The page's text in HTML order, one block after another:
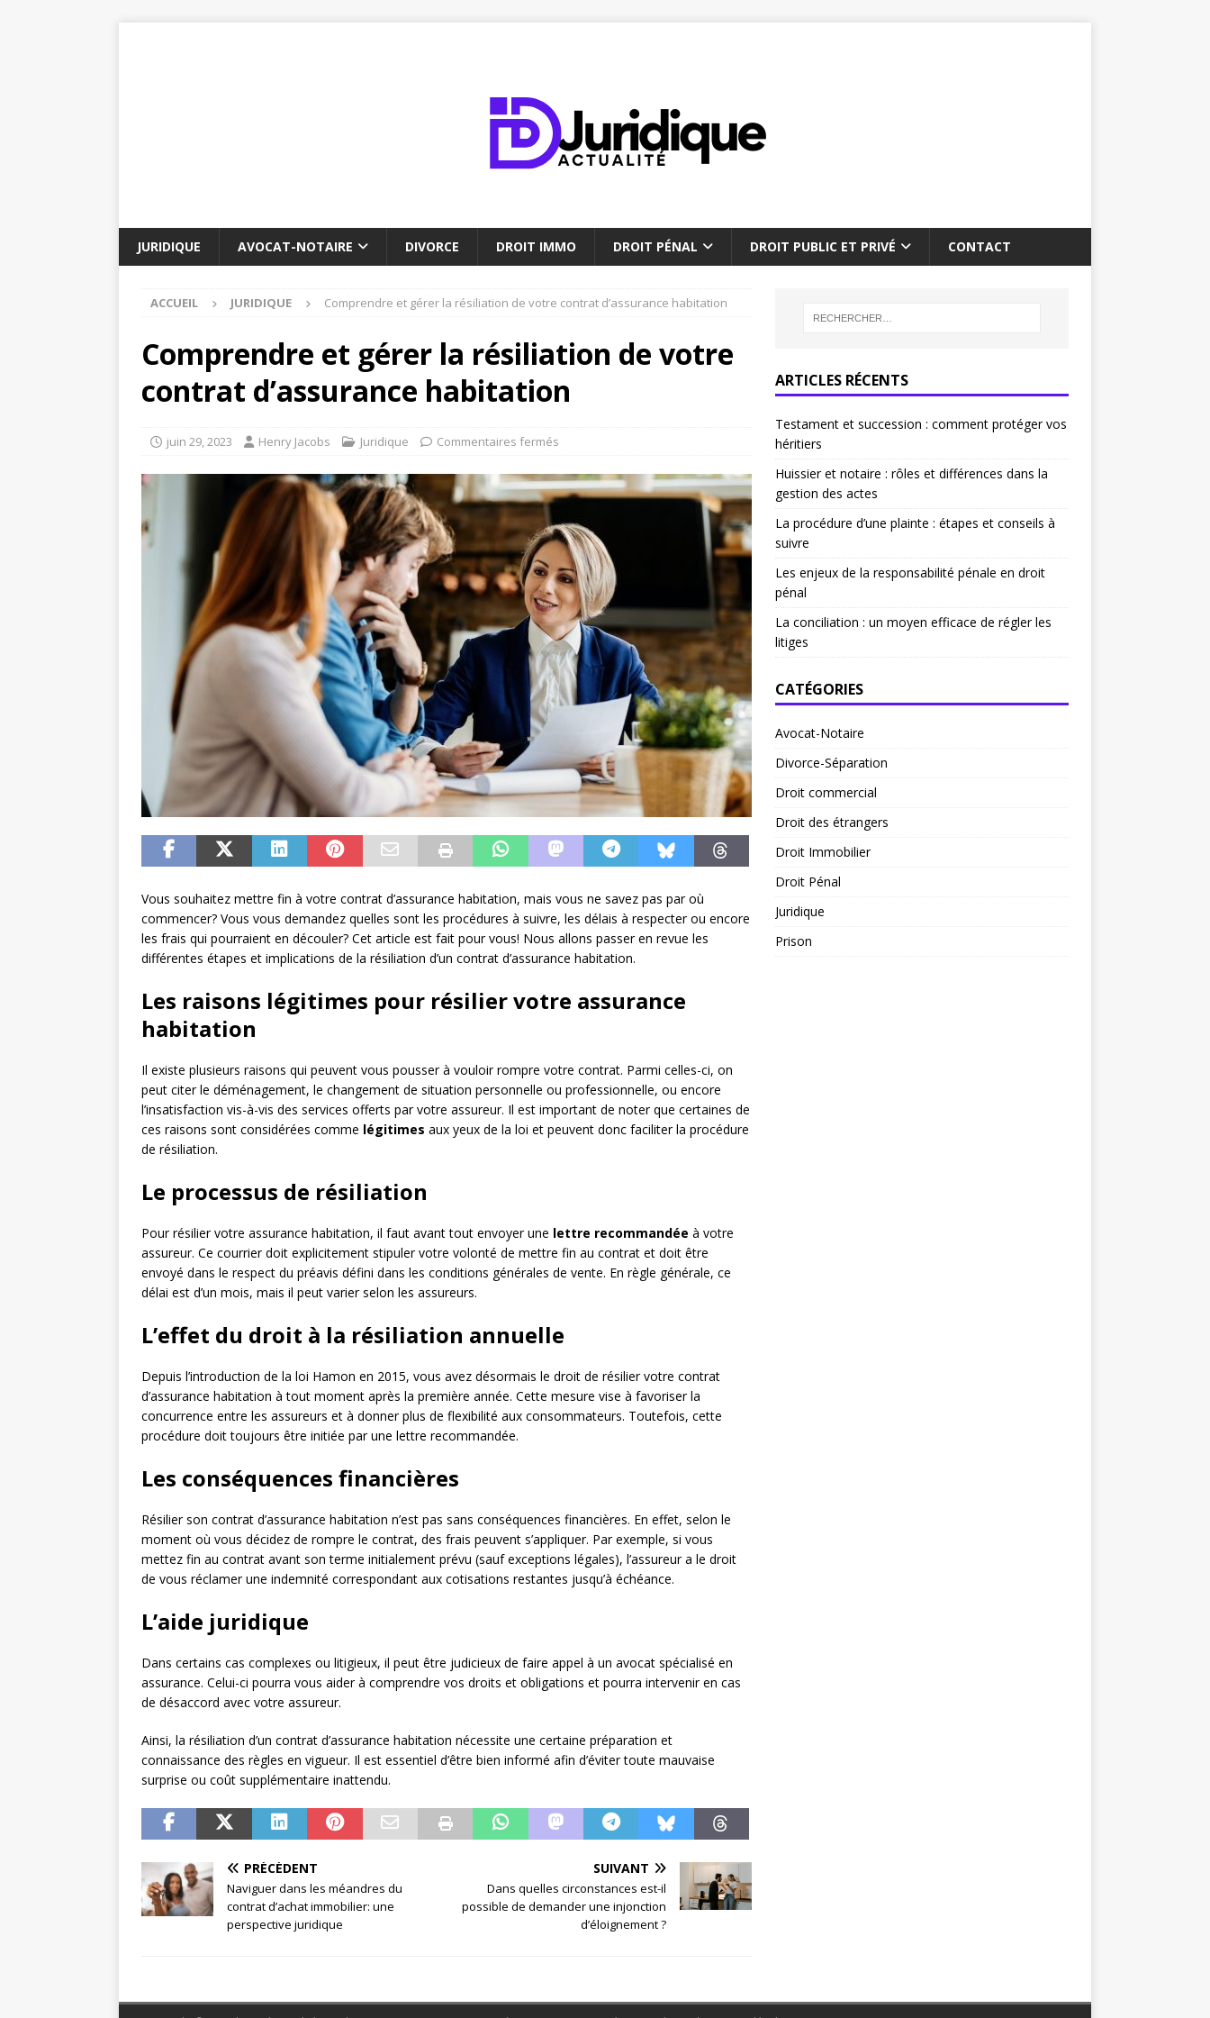
JURIDIQUE AVOCAT-NOTAIRE DIVORCE DROIT IMMO DROIT PÉNAL DROIT PUBLIC ET PRIVÉ CONTACT
ACCUEIL JURIDIQUE Comprendre et gérer la résiliation de votre contrat d’assurance habitation
Comprendre et gérer la résiliation de votre
contrat d’assurance habitation
juin 29, 2023 Henry Jacobs Juridique Commentaires fermés
Vous souhaitez mettre fin à votre contrat d’assurance habitation, mais vous ne savez pas par où
commencer? Vous vous demandez quelles sont les procédures à suivre, les délais à respecter ou encore
les frais qui pourraient en découler? Cet article est fait pour vous! Nous allons passer en revue les
différentes étapes et implications de la résiliation d’un contrat d’assurance habitation.
Les raisons légitimes pour résilier votre assurance
habitation
Il existe plusieurs raisons qui peuvent vous pousser à vouloir rompre votre contrat. Parmi celles-ci, on
peut citer le déménagement, le changement de situation personnelle ou professionnelle, ou encore
l’insatisfaction vis-à-vis des services offerts par votre assureur. Il est important de noter que certaines de
ces raisons sont considérées comme légitimes aux yeux de la loi et peuvent donc faciliter la procédure
de résiliation.
Le processus de résiliation
Pour résilier votre assurance habitation, il faut avant tout envoyer une lettre recommandée à votre
assureur. Ce courrier doit explicitement stipuler votre volonté de mettre fin au contrat et doit être
envoyé dans le respect du préavis défini dans les conditions générales de vente. En règle générale, ce
délai est d’un mois, mais il peut varier selon les assureurs.
L’effet du droit à la résiliation annuelle
Depuis l’introduction de la loi Hamon en 2015, vous avez désormais le droit de résilier votre contrat
d’assurance habitation à tout moment après la première année. Cette mesure vise à favoriser la
concurrence entre les assureurs et à donner plus de flexibilité aux consommateurs. Toutefois, cette
procédure doit toujours être initiée par une lettre recommandée.
Les conséquences financières
Résilier son contrat d’assurance habitation n’est pas sans conséquences financières. En effet, selon le
moment où vous décidez de rompre le contrat, des frais peuvent s’appliquer. Par exemple, si vous
mettez fin au contrat avant son terme initialement prévu (sauf exceptions légales), l’assureur a le droit
de vous réclamer une indemnité correspondant aux cotisations restantes jusqu’à échéance.
L’aide juridique
Dans certains cas complexes ou litigieux, il peut être judicieux de faire appel à un avocat spécialisé en
assurance. Celui-ci pourra vous aider à comprendre vos droits et obligations et pourra intervenir en cas
de désaccord avec votre assureur.
Ainsi, la résiliation d’un contrat d’assurance habitation nécessite une certaine préparation et
connaissance des règles en vigueur. Il est essentiel d’être bien informé afin d’éviter toute mauvaise
surprise ou coût supplémentaire inattendu.
PRÉCÉDENT
Naviguer dans les méandres du
contrat d’achat immobilier: une
perspective juridique
SUIVANT
Dans quelles circonstances est-il
possible de demander une injonction
d’éloignement ?
ARTICLES RÉCENTS
Testament et succession : comment protéger vos
héritiers
Huissier et notaire : rôles et différences dans la
gestion des actes
La procédure d’une plainte : étapes et conseils à
suivre
Les enjeux de la responsabilité pénale en droit
pénal
La conciliation : un moyen efficace de régler les
litiges
CATÉGORIES
Avocat-Notaire
Divorce-Séparation
Droit commercial
Droit des étrangers
Droit Immobilier
Droit Pénal
Juridique
Prison